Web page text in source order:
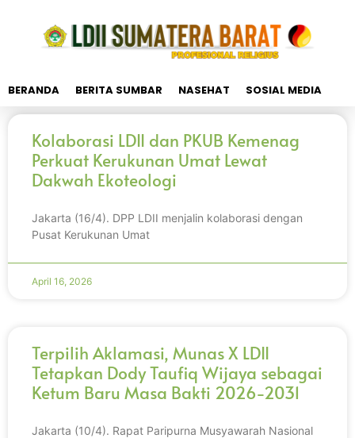
BERANDA BERITA SUMBAR NASEHAT SOSIAL MEDIA
Kolaborasi LDII dan PKUB Kemenag
Perkuat Kerukunan Umat Lewat
Dakwah Ekoteologi
Jakarta (16/4). DPP LDII menjalin kolaborasi dengan
Pusat Kerukunan Umat
April 16, 2026
Terpilih Aklamasi, Munas X LDII
Tetapkan Dody Taufiq Wijaya sebagai
Ketum Baru Masa Bakti 2026-2031
Jakarta (10/4). Rapat Paripurna Musyawarah Nasional